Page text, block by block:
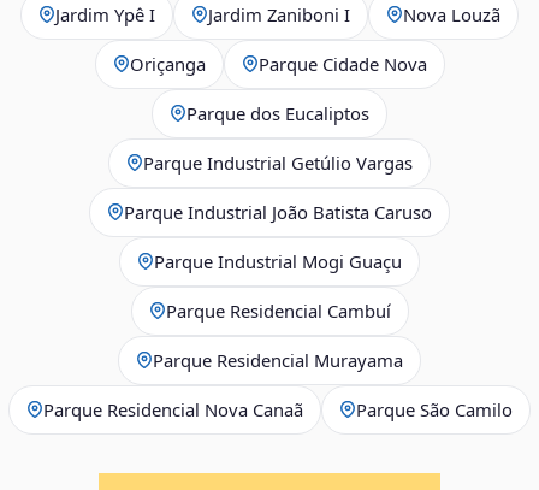
Jardim Ypê I Jardim Zaniboni I Nova Louzã
Oriçanga Parque Cidade Nova
Parque dos Eucaliptos
Parque Industrial Getúlio Vargas
Parque Industrial João Batista Caruso
Parque Industrial Mogi Guaçu
Parque Residencial Cambuí
Parque Residencial Murayama
Parque Residencial Nova Canaã Parque São Camilo